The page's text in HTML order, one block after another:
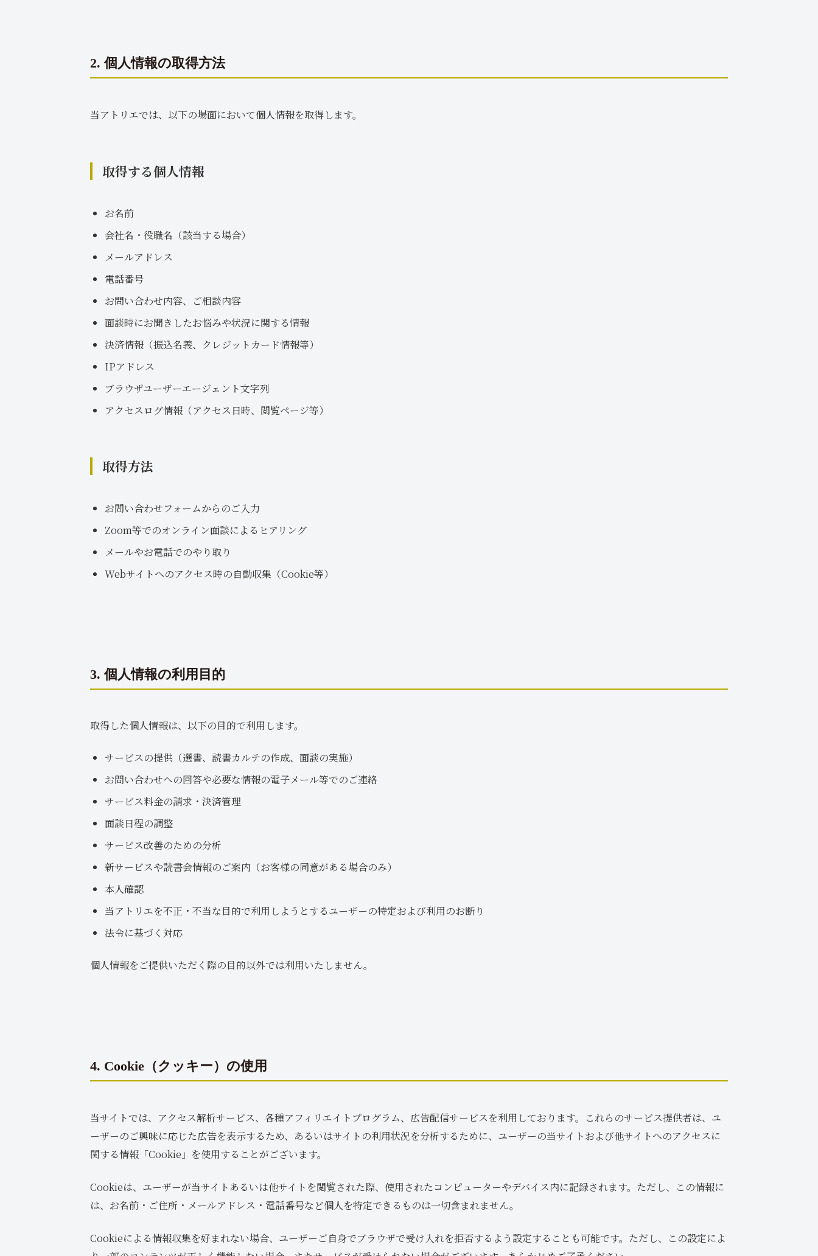
2. 個人情報の取得方法
当アトリエでは、以下の場面において個人情報を取得します。
取得する個人情報
お名前
会社名・役職名（該当する場合）
メールアドレス
電話番号
お問い合わせ内容、ご相談内容
面談時にお聞きしたお悩みや状況に関する情報
決済情報（振込名義、クレジットカード情報等）
IPアドレス
ブラウザユーザーエージェント文字列
アクセスログ情報（アクセス日時、閲覧ページ等）
取得方法
お問い合わせフォームからのご入力
Zoom等でのオンライン面談によるヒアリング
メールやお電話でのやり取り
Webサイトへのアクセス時の自動収集（Cookie等）
3. 個人情報の利用目的
取得した個人情報は、以下の目的で利用します。
サービスの提供（選書、読書カルテの作成、面談の実施）
お問い合わせへの回答や必要な情報の電子メール等でのご連絡
サービス料金の請求・決済管理
面談日程の調整
サービス改善のための分析
新サービスや読書会情報のご案内（お客様の同意がある場合のみ）
本人確認
当アトリエを不正・不当な目的で利用しようとするユーザーの特定および利用のお断り
法令に基づく対応
個人情報をご提供いただく際の目的以外では利用いたしません。
4. Cookie（クッキー）の使用
当サイトでは、アクセス解析サービス、各種アフィリエイトプログラム、広告配信サービスを利用しております。これらのサービス提供者は、ユ
ーザーのご興味に応じた広告を表示するため、あるいはサイトの利用状況を分析するために、ユーザーの当サイトおよび他サイトへのアクセスに
関する情報「Cookie」を使用することがございます。
Cookieは、ユーザーが当サイトあるいは他サイトを閲覧された際、使用されたコンピューターやデバイス内に記録されます。ただし、この情報に
は、お名前・ご住所・メールアドレス・電話番号など個人を特定できるものは一切含まれません。
Cookieによる情報収集を好まれない場合、ユーザーご自身でブラウザで受け入れを拒否するよう設定することも可能です。ただし、この設定によ